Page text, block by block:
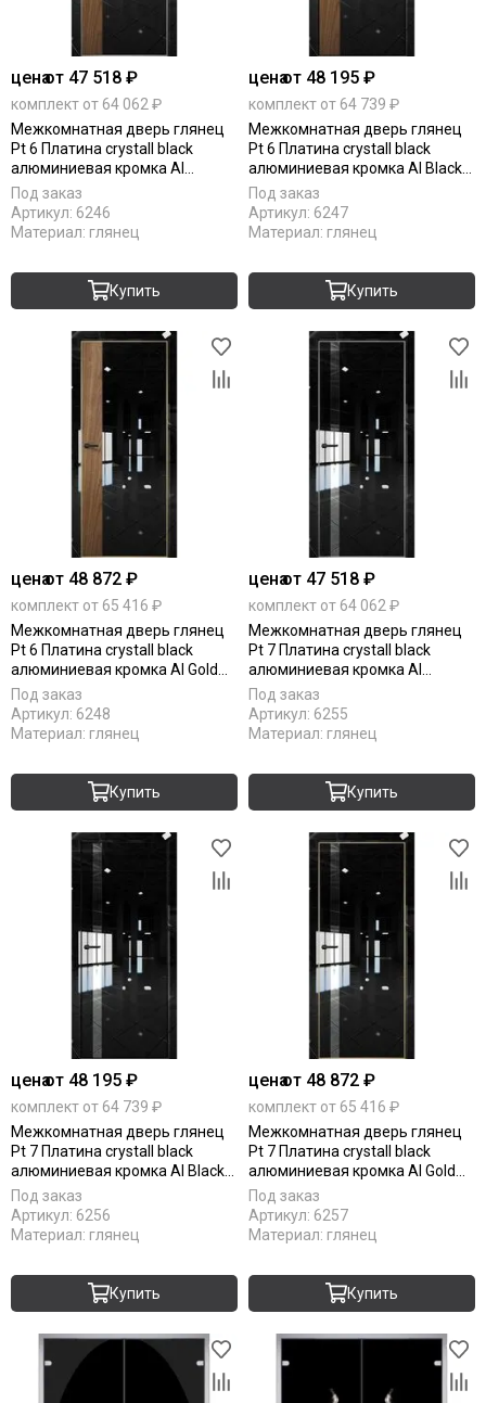
ценаот 47 518 ₽
комплект от 64 062 ₽
Межкомнатная дверь глянец
Pt 6 Платина crystall black
алюминиевая кромка Al
вставка орех пекан
Под заказ
Артикул: 6246
Материал: глянец
Купить
ценаот 48 195 ₽
комплект от 64 739 ₽
Межкомнатная дверь глянец
Pt 6 Платина crystall black
алюминиевая кромка Al Black
Edition вставка орех пекан
Под заказ
Артикул: 6247
Материал: глянец
Купить
ценаот 48 872 ₽
комплект от 65 416 ₽
Межкомнатная дверь глянец
Pt 6 Платина crystall black
алюминиевая кромка Al Gold
Edition вставка орех пекан
Под заказ
Артикул: 6248
Материал: глянец
Купить
ценаот 47 518 ₽
комплект от 64 062 ₽
Межкомнатная дверь глянец
Pt 7 Платина crystall black
алюминиевая кромка Al
остеклённая
Под заказ
Артикул: 6255
Материал: глянец
Купить
ценаот 48 195 ₽
комплект от 64 739 ₽
Межкомнатная дверь глянец
Pt 7 Платина crystall black
алюминиевая кромка Al Black
Edition остеклённая
Под заказ
Артикул: 6256
Материал: глянец
Купить
ценаот 48 872 ₽
комплект от 65 416 ₽
Межкомнатная дверь глянец
Pt 7 Платина crystall black
алюминиевая кромка Al Gold
Edition остеклённая
Под заказ
Артикул: 6257
Материал: глянец
Купить